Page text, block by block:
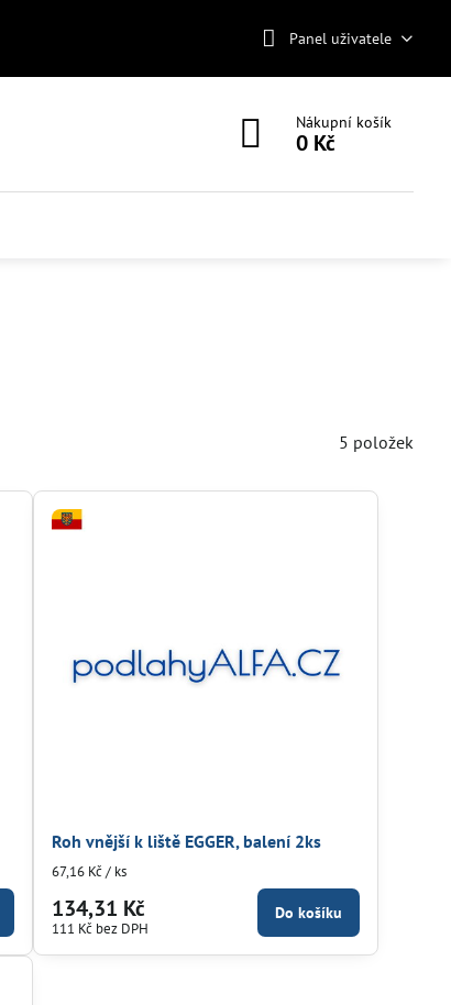
Panel uživatele
Nákupní košík
0 Kč
5 položek
Roh vnější k liště EGGER, balení 2ks
134,31 Kč
111 Kč bez DPH
67,16 Kč/ ks
Do košíku